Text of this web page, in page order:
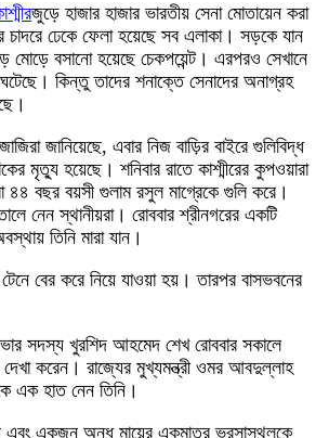
জুড়ে হাজার হাজার ভারতীয় সেনা মোতায়েন করা
চাদরে ঢেকে ফেলা হয়েছে সব এলাকা। সড়কে যান
মোড়ে বসানো হয়েছে চেকপয়েন্ট। এরপরও সেখানে
কিন্তু তাদের শনাক্তে সেনাদের অনাগ্রহ
জানিয়েছে, এবার নিজ বাড়ির বাইরে গুলিবিদ্ধ
মৃত্যু হয়েছে। শনিবার রাতে কাশ্মীরের কুপওয়ারা
৪৪ বছর বয়সী গুলাম রসুল মাগ্রেকে গুলি করে।
নেন স্থানীয়রা। রোববার শ্রীনগরের একটি
তিনি মারা যান।
বের করে নিয়ে যাওয়া হয়। তারপর বাসভবনের
সদস্য খুরশিদ আহমেদ শেখ রোববার সকালে
দেখা করেন। রাজ্যের মুখ্যমন্ত্রী ওমর আবদুল্লাহ
এক হাত নেন তিনি।
একজন অন্ধ মায়ের একমাত্র ভরসাস্থলকে